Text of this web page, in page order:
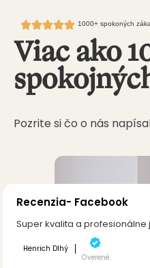
1000+ spokoných
Viac ako
Pozrite si čo o nás
Recenzia- Facebook
Super kvalita a
Henrich Dlhý
Overené